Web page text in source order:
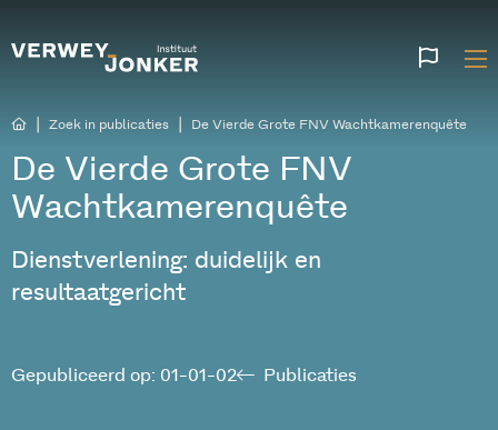
Zoek in publicaties De Vierde Grote FNV Wachtkamerenquête
De Vierde Grote FNV
Wachtkamerenquête
Dienstverlening: duidelijk en
resultaatgericht
Publicaties
Gepubliceerd op: 01-01-02